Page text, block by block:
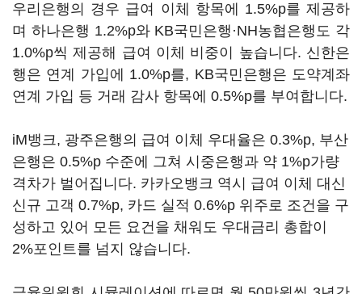
우리은행의 경우 급여 이체 항목에 1.5%p를 제공하
며 하나은행 1.2%p와 KB국민은행·NH농협은행도 각
1.0%p씩 제공해 급여 이체 비중이 높습니다. 신한은
행은 연계 가입에 1.0%p를, KB국민은행은 도약계좌
연계 가입 등 거래 감사 항목에 0.5%p를 부여합니다.
iM뱅크, 광주은행의 급여 이체 우대율은 0.3%p, 부산
은행은 0.5%p 수준에 그쳐 시중은행과 약 1%p가량
격차가 벌어집니다. 카카오뱅크 역시 급여 이체 대신
신규 고객 0.7%p, 카드 실적 0.6%p 위주로 조건을 구
성하고 있어 모든 요건을 채워도 우대금리 총합이
2%포인트를 넘지 않습니다.